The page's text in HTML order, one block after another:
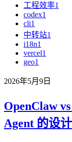
工程效率1
codex1
cli1
中转站1
i18n1
vercel1
geo1
2026年5月9日
OpenClaw
Agent 的设